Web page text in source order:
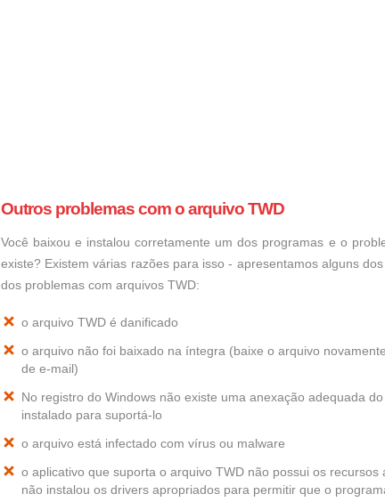
Outros problemas com o arquivo TWD
Você baixou e instalou corretamente um dos programas e o
existe? Existem várias razões para isso - apresentamos alguns
dos problemas com arquivos TWD:
o arquivo TWD é danificado
o arquivo não foi baixado na íntegra (baixe o arquivo
de e-mail)
No registro do Windows não existe uma anexação adequada
instalado para suportá-lo
o arquivo está infectado com vírus ou malware
o aplicativo que suporta o arquivo TWD não possui os
não instalou os drivers apropriados para permitir que o